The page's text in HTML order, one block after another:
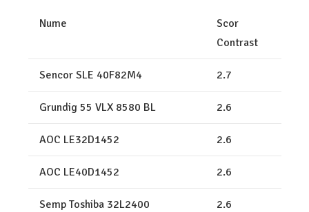
Nume
Scor
Contrast
Sencor SLE 40F82M4 2.7
Grundig 55 VLX 8580 BL 2.6
AOC LE32D1452 2.6
AOC LE40D1452 2.6
Semp Toshiba 32L2400 2.6